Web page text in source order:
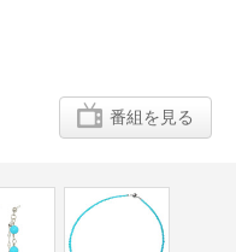
番組を見る